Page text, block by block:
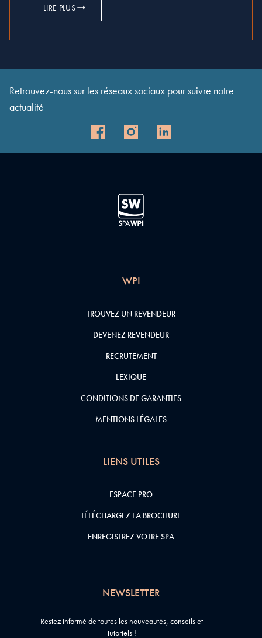
LIRE PLUS
Retrouvez-nous sur les réseaux sociaux pour suivre notre
actualité
WPI
TROUVEZ UN REVENDEUR
DEVENEZ REVENDEUR
RECRUTEMENT
LEXIQUE
CONDITIONS DE GARANTIES
MENTIONS LÉGALES
LIENS UTILES
ESPACE PRO
TÉLÉCHARGEZ LA BROCHURE
ENREGISTREZ VOTRE SPA
NEWSLETTER
Restez informé de toutes les nouveautés, conseils et
tutoriels !